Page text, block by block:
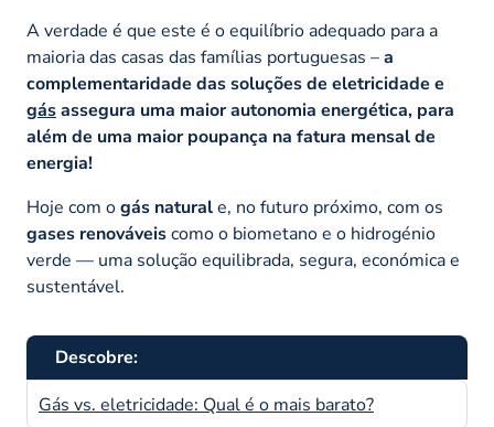
A verdade é que este é o equilíbrio adequado para a
maioria das casas das famílias portuguesas –a
complementaridade das soluções de eletricidade e
gásassegura uma maior autonomia energética, para
além de uma maior poupança na fatura mensal de
energia!
Hoje com ogás naturale, no futuro próximo, com os
gases renováveiscomo o biometano e o hidrogénio
verde — uma solução equilibrada, segura, económica e
sustentável.
Descobre:
Gás vs. eletricidade: Qual é o mais barato?